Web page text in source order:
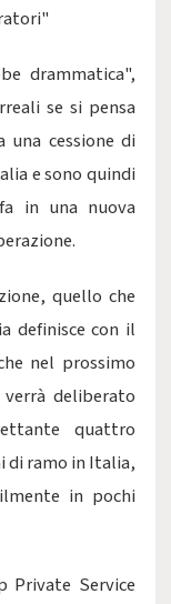
drammatica",
se si pensa
cessione di
e sono quindi
in una nuova
quello che
definisce con il
nel prossimo
deliberato
quattro
di ramo in Italia,
in pochi
Private Service